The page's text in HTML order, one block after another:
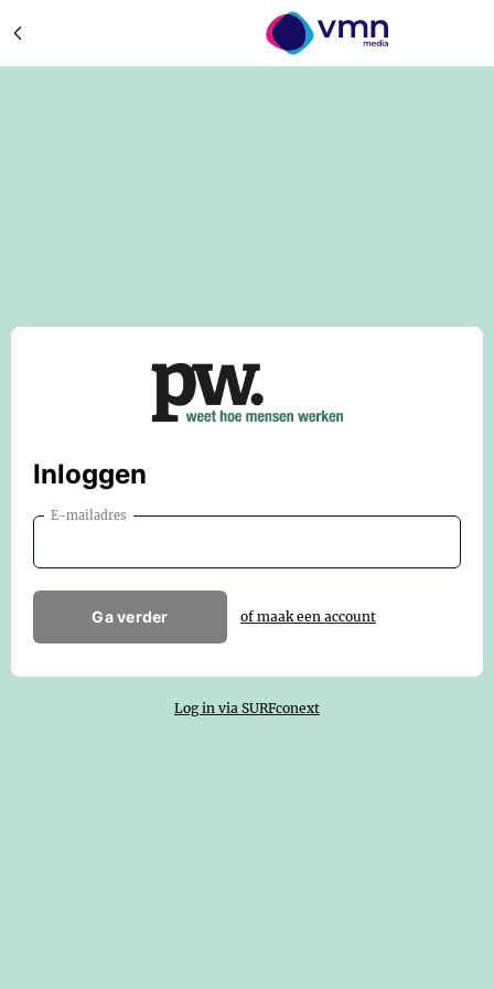
Inloggen
E-mailadres
Ga verder of maak een account
Log in via SURFconext